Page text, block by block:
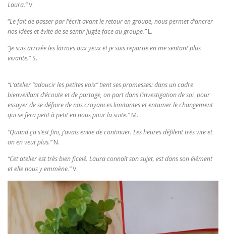
Laura.”V.
“Le fait de passer par l’écrit avant le retour en groupe, nous permet d’ancrer
nos idées et évite de se sentir jugée face au groupe.”L.
“Je suis arrivée les larmes aux yeux et je suis repartie en me sentant plus
vivante.” S.
“L’atelier “adoucir les petites voix” tient ses promesses: dans un cadre
bienveillant d’écoute et de partage, on part dans l’investigation de soi, pour
essayer de se défaire de nos croyances limitantes et entamer le changement
qui se fera petit à petit en nous pour la suite.”M.
“Quand ça s’est fini, j’avais envie de continuer. Les heures défilent très vite et
on en veut plus.”N.
“Cet atelier est très bien ficelé. Laura connaît son sujet, est dans son élément
et elle nous y emmène.”V.